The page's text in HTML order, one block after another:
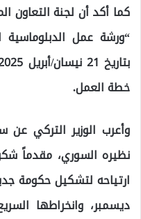
كما أكد أن لجنة التعاون
“ورشة عمل
خطة العمل.
وأعرب الوزير التركي
نظيره السوري، مقدماً
ديسمبر، وانخراطها